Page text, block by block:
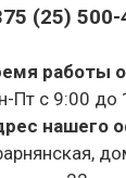
(25) 500-
работы
Пт с 9:00 до
нашего